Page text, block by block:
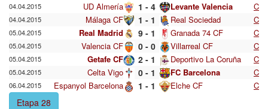
04.04.2015 UD Almería 1 - 4 Levante Valencia C
04.04.2015 Málaga CF 1 - 1 Real Sociedad C
05.04.2015 Real Madrid 9 - 1 Granada 74 CF C
05.04.2015 Valencia CF 0 - 0 Villarreal CF C
05.04.2015 Getafe CF 2 - 1 Deportivo La Coruña C
05.04.2015 Celta Vigo 0 - 1 FC Barcelona C
06.04.2015 Espanyol Barcelona 1 - 1 Elche CF C
Etapa 28